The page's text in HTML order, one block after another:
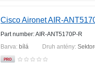
Cisco Aironet AIR-
Part number: AIR-ANT5170P-R
Barva: bílá Druh antény: